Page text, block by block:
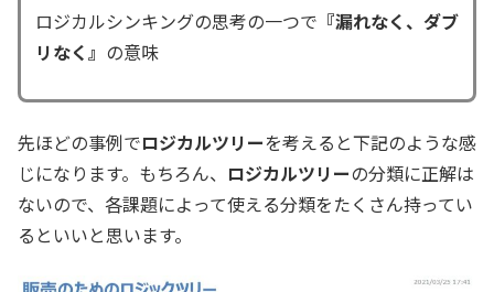
ロジカルシンキングの思考の一つで 『漏れなく、ダブ
リなく』 の意味
先ほどの事例でロジカルツリーを考えると下記のような感
じになります。もちろん、 ロジカルツリーの分類に正解は
ないので、各課題によって使える分類をたくさん持ってい
るといいと思います。